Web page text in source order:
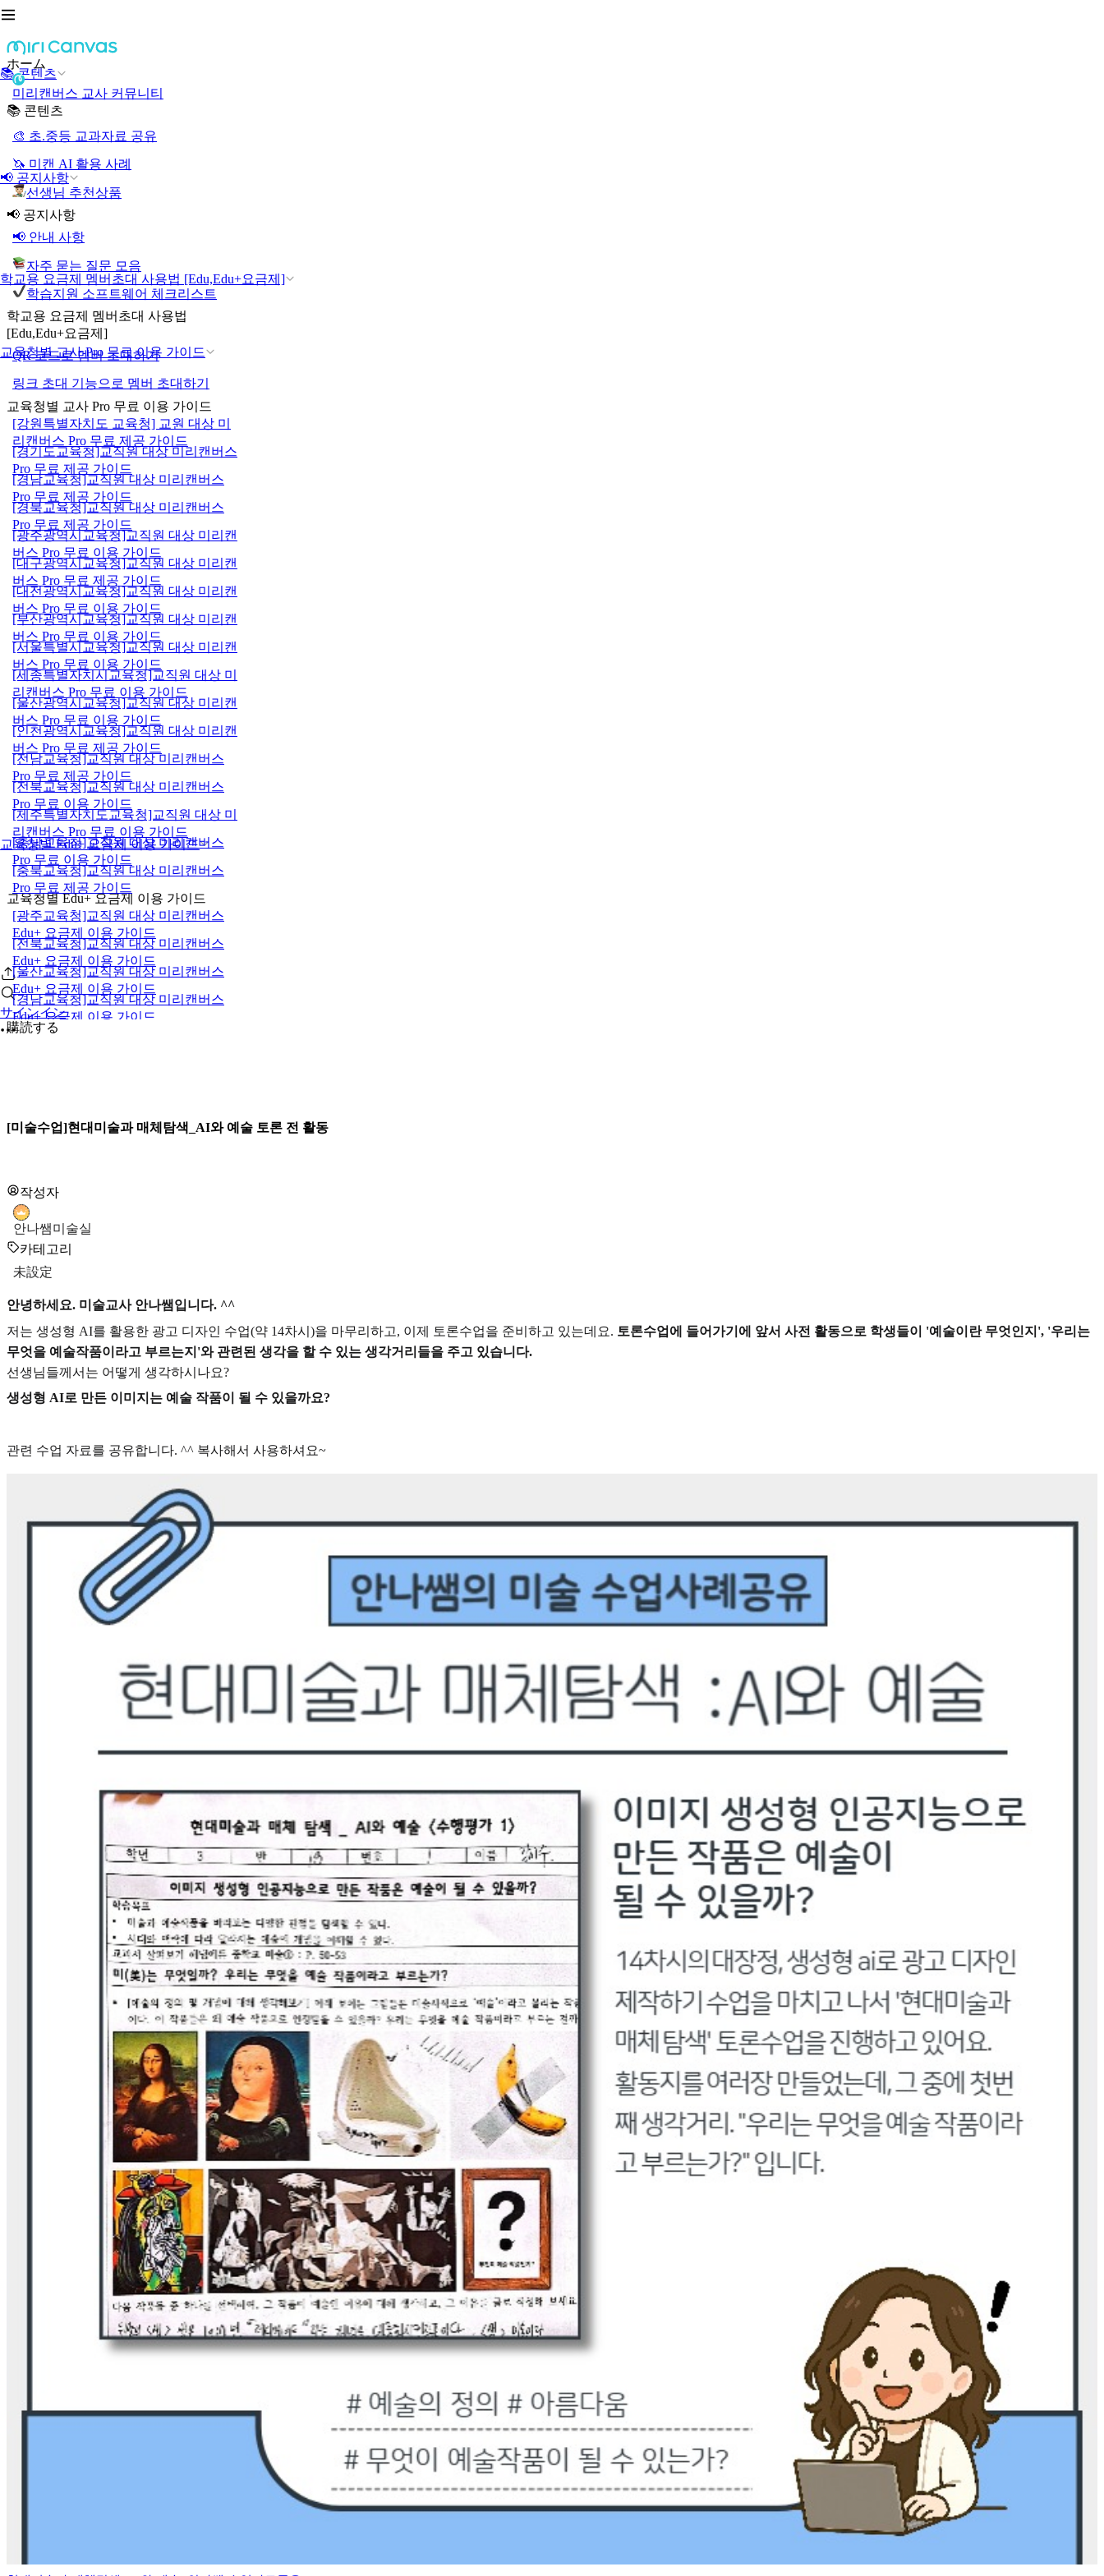
📚 콘텐츠
📢 공지사항
학교용 요금제 멤버초대 사용법 [Edu,Edu+요금제]
교육청별 교사 Pro 무료 이용 가이드
교육청별 Edu+ 요금제 이용 가이드
サインイン
ホーム
미리캔버스 교사 커뮤니티
📚 콘텐츠
🎨 초.중등 교과자료 공유
🦄 미캔 AI 활용 사례
선생님 추천상품
📢 공지사항
📢 안내 사항
자주 묻는 질문 모음
학습지원 소프트웨어 체크리스트
학교용 요금제 멤버초대 사용법
[Edu,Edu+요금제]
QR 코드로 멤버 초대하기
링크 초대 기능으로 멤버 초대하기
교육청별 교사 Pro 무료 이용 가이드
[강원특별자치도 교육청] 교원 대상 미
리캔버스 Pro 무료 제공 가이드
[경기도교육청]교직원 대상 미리캔버스
Pro 무료 제공 가이드
[경남교육청]교직원 대상 미리캔버스
Pro 무료 제공 가이드
[경북교육청]교직원 대상 미리캔버스
Pro 무료 제공 가이드
[광주광역시교육청]교직원 대상 미리캔
버스 Pro 무료 이용 가이드
[대구광역시교육청]교직원 대상 미리캔
버스 Pro 무료 제공 가이드
[대전광역시교육청]교직원 대상 미리캔
버스 Pro 무료 이용 가이드
[부산광역시교육청]교직원 대상 미리캔
버스 Pro 무료 이용 가이드
[서울특별시교육청]교직원 대상 미리캔
버스 Pro 무료 이용 가이드
[세종특별자치시교육청]교직원 대상 미
리캔버스 Pro 무료 이용 가이드
[울산광역시교육청]교직원 대상 미리캔
버스 Pro 무료 이용 가이드
[인천광역시교육청]교직원 대상 미리캔
버스 Pro 무료 제공 가이드
[전남교육청]교직원 대상 미리캔버스
Pro 무료 제공 가이드
[전북교육청]교직원 대상 미리캔버스
Pro 무료 이용 가이드
[제주특별자치도교육청]교직원 대상 미
리캔버스 Pro 무료 이용 가이드
[충남교육청]교직원 대상 미리캔버스
Pro 무료 이용 가이드
[충북교육청]교직원 대상 미리캔버스
Pro 무료 제공 가이드
교육청별 Edu+ 요금제 이용 가이드
[광주교육청]교직원 대상 미리캔버스
Edu+ 요금제 이용 가이드
[전북교육청]교직원 대상 미리캔버스
Edu+ 요금제 이용 가이드
[울산교육청]교직원 대상 미리캔버스
Edu+ 요금제 이용 가이드
[경남교육청]교직원 대상 미리캔버스
Edu+ 요금제 이용 가이드
購読する
[미술수업]현대미술과 매체탐색_AI와 예술 토론 전 활동
작성자
안나쌤미술실
카테고리
未設定
안녕하세요. 미술교사 안나쌤입니다. ^^
저는 생성형 AI를 활용한 광고 디자인 수업(약 14차시)을 마무리하고, 이제 토론수업을 준비하고 있는데요. 토론수업에 들어가기에 앞서 사전 활동으로 학생들이 '예술이란 무엇인지', '우리는
무엇을 예술작품이라고 부르는지'와 관련된 생각을 할 수 있는 생각거리들을 주고 있습니다.
선생님들께서는 어떻게 생각하시나요?
생성형 AI로 만든 이미지는 예술 작품이 될 수 있을까요?
관련 수업 자료를 공유합니다. ^^ 복사해서 사용하셔요~